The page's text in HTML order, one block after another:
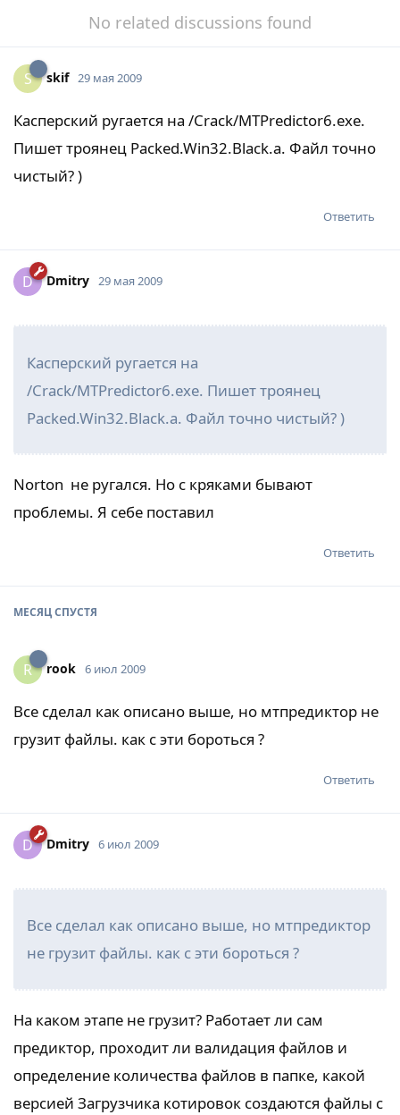
No related discussions found
S skif 29 мая 2009
Касперский ругается на /Crack/MTPredictor6.exe.
Пишет троянец Packed.Win32.Black.a. Файл точно
чистый? )
Ответить
D Dmitry 29 мая 2009
Касперский ругается на
/Crack/MTPredictor6.exe. Пишет троянец
Packed.Win32.Black.a. Файл точно чистый? )
Norton не ругался. Но с кряками бывают
проблемы. Я себе поставил
Ответить
МЕСЯЦСПУСТЯ
R rook 6 июл 2009
Все сделал как описано выше, но мтпредиктор не
грузит файлы. как с эти бороться ?
Ответить
D Dmitry 6 июл 2009
Все сделал как описано выше, но мтпредиктор
не грузит файлы. как с эти бороться ?
На каком этапе не грузит? Работает ли сам
предиктор, проходит ли валидация файлов и
определение количества файлов в папке, какой
версией Загрузчика котировок создаются файлы с